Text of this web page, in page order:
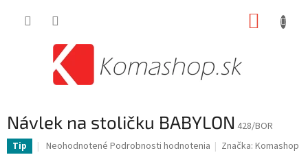
Návlek na stoličku BABYLON 428/BOR
Tip
Priemerné
Neohodnotené Podrobnosti hodnotenia Značka:Komashop